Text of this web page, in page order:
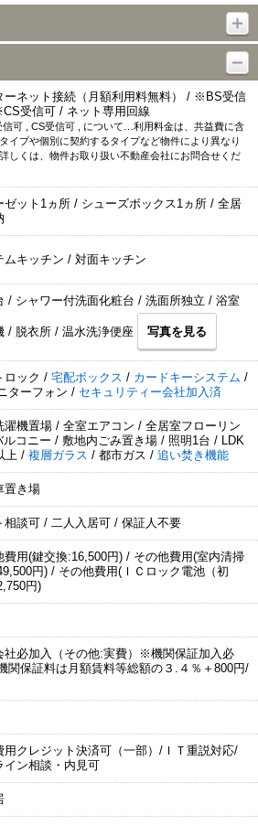
ーネット接続（月額利用料無料） / ※BS受信
受信可 / ネット専用回線
可 , CS受信可 , について…利用料金は、共益費に含
イプや個別に契約するタイプなど物件により異なり
しくは、物件お取り扱い不動産会社にお問合せくだ
ゼット1ヵ所 / シューズボックス1ヵ所 / 全居
ムキッチン / 対面キッチン
/ シャワー付洗面化粧台 / 洗面所独立 / 浴室
/ 脱衣所 / 温水洗浄便座 写真を見る
ロック / 宅配ボックス / カードキーシステム /
ターフォン / セキュリティー会社加入済
濯機置場 / 全室エアコン / 全居室フローリン
ルコニー / 敷地内ごみ置き場 / 照明1台 / LDK
上 / 複層ガラス / 都市ガス / 追い焚き機能
置き場
相談可 / 二人入居可 / 保証人不要
費用(鍵交換:16,500円) / その他費用(室内清掃
円) / その他費用(ＩＣロック電池（初
円)
社必加入（その他:実費）※機関保証加入必
関保証料は月額賃料等総額の３.４％＋800円/
用クレジット決済可（一部）/ＩＴ重説対応/
イン相談・内見可